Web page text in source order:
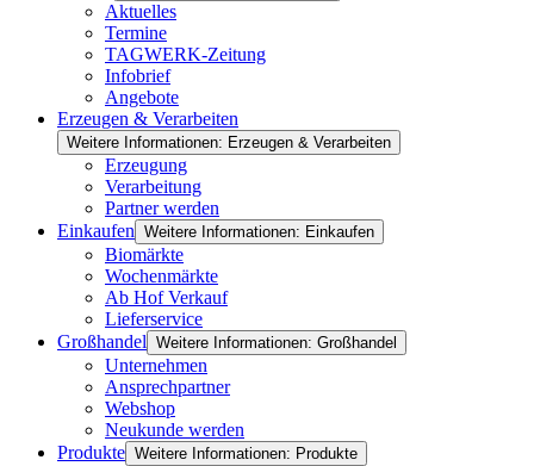
Aktuelles
Termine
TAGWERK-Zeitung
Infobrief
Angebote
Erzeugen & Verarbeiten
Weitere Informationen: Erzeugen & Verarbeiten
Erzeugung
Verarbeitung
Partner werden
Einkaufen Weitere Informationen: Einkaufen
Biomärkte
Wochenmärkte
Ab Hof Verkauf
Lieferservice
Großhandel Weitere Informationen: Großhandel
Unternehmen
Ansprechpartner
Webshop
Neukunde werden
Produkte Weitere Informationen: Produkte